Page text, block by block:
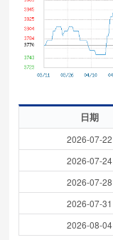
日期
2026-07-22
2026-07-24
2026-07-28
2026-07-31
2026-08-04